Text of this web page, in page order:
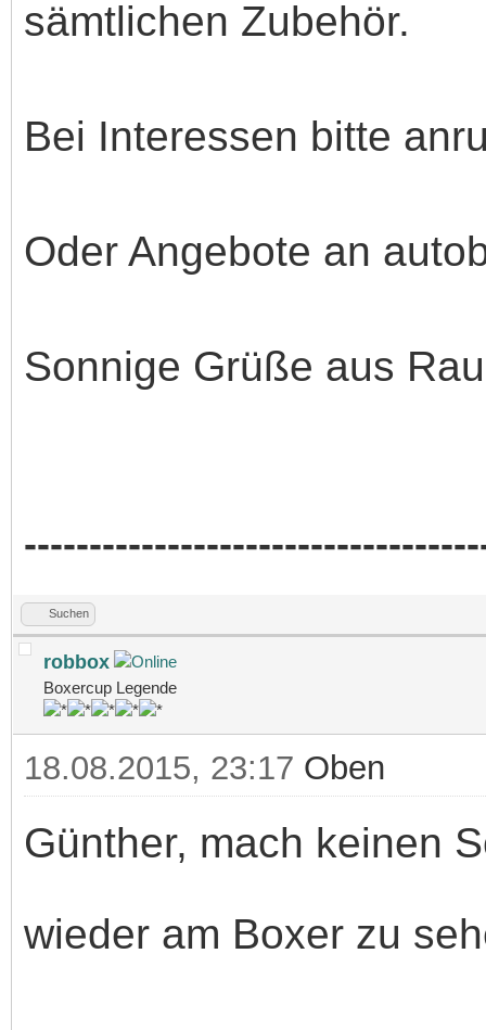
sämtlichen Zubehör.
Bei Interessen bitte
Oder Angebote an
Sonnige Grüße aus
Suchen
robbox
Boxercup Legende
18.08.2015, 23:17 Oben
Günther, mach keinen
wieder am Boxer zu